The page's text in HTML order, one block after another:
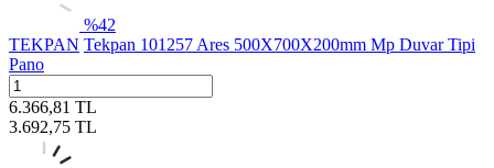
%42
TEKPAN Tekpan 101257 Ares 500X700X200mm Mp Duvar Tipi
Pano
6.366,81 TL
3.692,75 TL